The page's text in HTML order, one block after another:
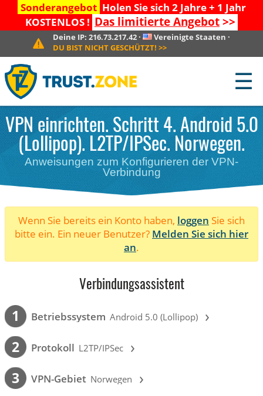
Sonderangebot Holen Sie sich 2 Jahre + 1 Jahr
KOSTENLOS ! Das limitierte Angebot>>
Deine IP:216.73.217.42 · Vereinigte Staaten ·
DU BIST NICHT GESCHÜTZT! >>
☰
VPN einrichten. Schritt 4. Android 5.0
(Lollipop). L2TP/IPSec. Norwegen.
Anweisungen zum Konfigurieren der VPN-
Verbindung
Wenn Sie bereits ein Konto haben, loggen Sie sich
bitte ein. Ein neuer Benutzer? Melden Sie sich hier
an.
Verbindungsassistent
1 Betriebssystem Android 5.0 (Lollipop) ›
2 Protokoll L2TP/IPSec ›
3 VPN-Gebiet Norwegen ›